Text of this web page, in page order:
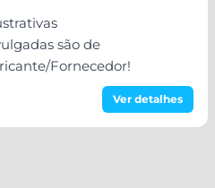
Ver detalhes
são de
Fornecedor!